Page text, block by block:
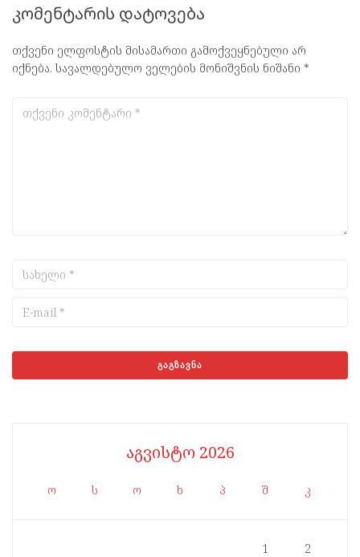
კომენტარის დატოვება
თქვენი ელფოსტის მისამართი გამოქვეყნებული არ
იქნება. სავალდებულო ველების მონიშვნის ნიშანი *
აგვისტო 2026
ო ს ო ხ პ შ კ
1 2